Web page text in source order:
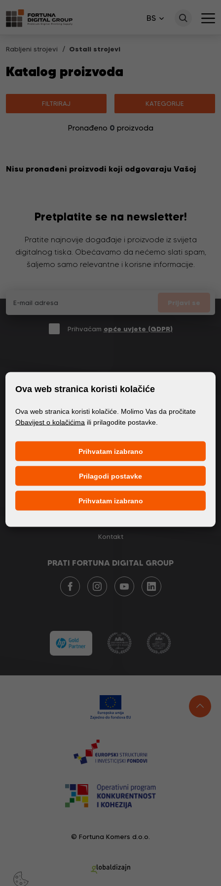
BS
Rabljeni strojevi Ostali strojevi
Katalog proizvoda
FILTRIRAJ KATEGORIJE
Pronađeno 0 proizvoda
Nisu pronađeni proizvodi koji odgovaraju Vašoj
Pretplatite se na newsletter!
Pratite najnovije događaje i proizvode iz svijeta
digitalnog tiska. Obećavamo da nećemo slati spam,
šaljemo samo relevantne i korisne informacije.
Prijavi se
Prihvaćam opće uvjete (GDPR)
Politika kolačića
SADRŽAJ
Proizvodi
Servis
Novosti
Kontakt
PRATI FORTUNA DIGITAL GROUP
© Fortuna Komers d.o.o.
Ova web stranica koristi kolačiće
Ova web stranica koristi kolačiće. Molimo Vas da pročitate
Obavijest o kolačićima ili prilagodite postavke.
Prihvatam izabrano
Prilagodi postavke
Prihvatam izabrano